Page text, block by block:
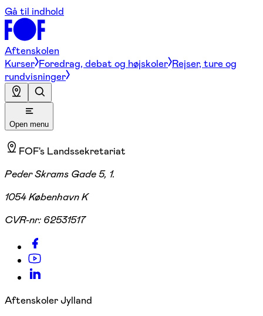
Gå til indhold
Aftenskolen
Kurser Foredrag, debat og højskoler Rejser, ture og
rundvisninger
Open menu
FOF's Landssekretariat
Peder Skrams Gade 5, 1.
1054 København K
CVR-nr: 62531517
Aftenskoler Jylland